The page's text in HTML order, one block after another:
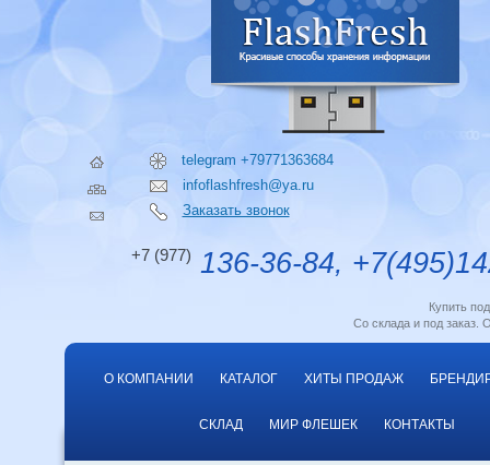
telegram +79771363684
infoflashfresh@ya.ru
Заказать звонок
+7 (977) 136-36-84,
Купить
Со склада и под заказ.
О КОМПАНИИ КАТАЛОГ ХИТЫ ПРОДАЖ
СКЛАД МИР ФЛЕШЕК КОНТАКТЫ